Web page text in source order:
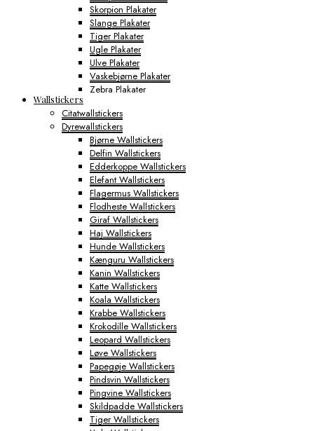
Skorpion Plakater
Slange Plakater
Tiger Plakater
Ugle Plakater
Ulve Plakater
Vaskebjørne Plakater
Zebra Plakater
Gamerplakater
Geografi Plakater
Byplakater
Aabenraa Plakater
Aalborg Plakater
Aarhus Plakater
Albertslund Plakater
Ballerup Plakater
Birkerød Plakater
Brande Plakater
Brønderslev Plakater
Esbjerg Plakater
Farum Plakater
Fredericia Plakater
Frederiksberg Plakater
Frederikshavn Plakater
Frederikssund Plakater
Grindsted Plakater
Haderslev Plakater
Haslev Plakater
Helsinge Plakater
Helsingør Plakater
Herning Plakater
Hillerød Plakater
Hinnerup Plakater
Wallstickers
Citatwallstickers
Dyrewallstickers
Bjørne Wallstickers
Delfin Wallstickers
Edderkoppe Wallstickers
Elefant Wallstickers
Flagermus Wallstickers
Flodheste Wallstickers
Giraf Wallstickers
Haj Wallstickers
Hunde Wallstickers
Kænguru Wallstickers
Kanin Wallstickers
Katte Wallstickers
Koala Wallstickers
Krabbe Wallstickers
Krokodille Wallstickers
Leopard Wallstickers
Løve Wallstickers
Papegøje Wallstickers
Pindsvin Wallstickers
Pingvine Wallstickers
Skildpadde Wallstickers
Tiger Wallstickers